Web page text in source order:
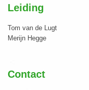
Leiding
Tom van de Lugt
Merijn Hegge
Contact